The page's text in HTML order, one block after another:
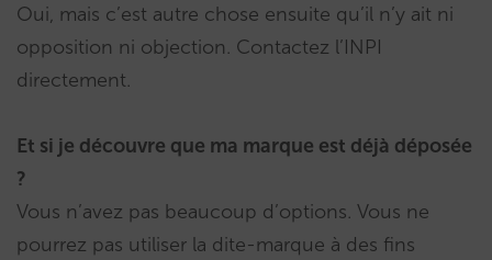
Oui, mais c’est autre chose ensuite qu’il n’y ait ni
opposition ni objection. Contactez l’INPI
directement.
Et si je découvre que ma marque est déjà déposée
?
Vous n’avez pas beaucoup d’options. Vous ne
pourrez pas utiliser la dite-marque à des fins